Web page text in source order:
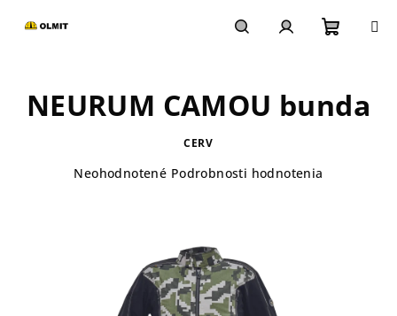
košík
NEURUM CAMOU bunda
CERV
Priemerné
hviezdičiek.
Neohodnotené Podrobnosti hodnotenia